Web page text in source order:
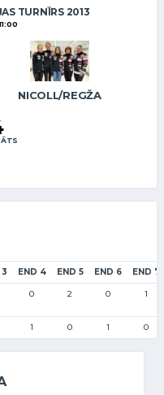
TURNĪRS 2013
NICOLL/REGŽA
3 END 4 END 5 END 6 END 7
0 2 0 1
1 0 1 0